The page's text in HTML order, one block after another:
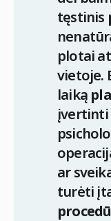
tęstinis
plotai
vietoje.
laiką
įvertinti
ar
turėti